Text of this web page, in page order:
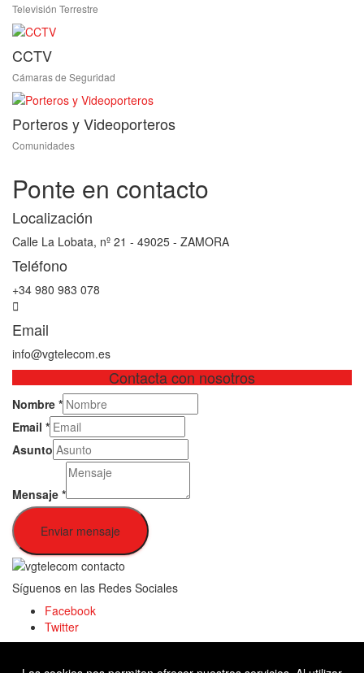
Televisión Terrestre
CCTV
Cámaras de Seguridad
Porteros y Videoporteros
Comunidades
Ponte en contacto
Localización
Calle La Lobata, nº 21 - 49025 - ZAMORA
Teléfono
+34 980 983 078
Email
info@vgtelecom.es
Contacta con nosotros
Nombre *
Email *
Asunto
Mensaje *
Enviar mensaje
Síguenos en las Redes Sociales
Facebook
Twitter